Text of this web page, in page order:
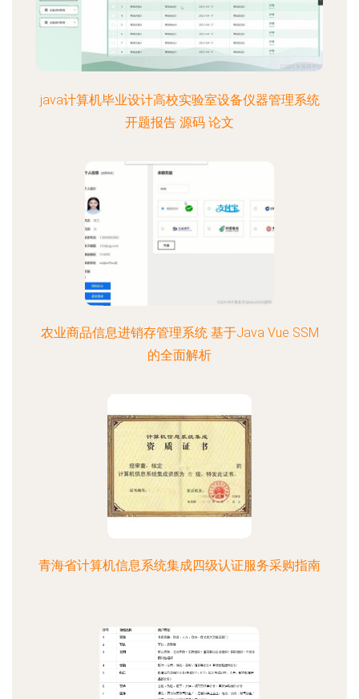
java计算机毕业设计高校实验室设备仪器管理系统
开题报告 源码 论文
农业商品信息进销存管理系统 基于Java Vue SSM
的全面解析
青海省计算机信息系统集成四级认证服务采购指南